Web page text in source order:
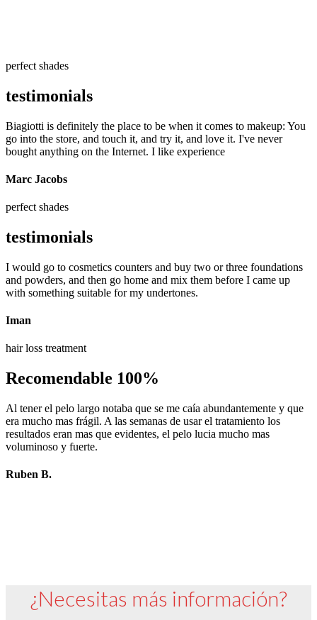
perfect shades
testimonials
Biagiotti is definitely the place to be when it comes to makeup: You
go into the store, and touch it, and try it, and love it. I've never
bought anything on the Internet. I like experience
Marc Jacobs
perfect shades
testimonials
I would go to cosmetics counters and buy two or three foundations
and powders, and then go home and mix them before I came up
with something suitable for my undertones.
Iman
hair loss treatment
Recomendable 100%
Al tener el pelo largo notaba que se me caía abundantemente y que
era mucho mas frágil. A las semanas de usar el tratamiento los
resultados eran mas que evidentes, el pelo lucia mucho mas
voluminoso y fuerte.
Ruben B.
¿Necesitas más información?